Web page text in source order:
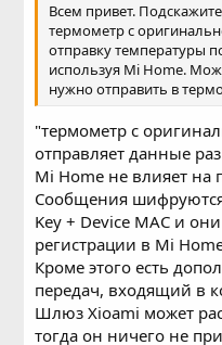
Всем привет.
термометр с
отправку температуры
используя Mi Home.
нужно отправить в
"термометр с
отправляет данные
Mi Home не влияет на
Сообщения
Key + Device MAC и
регистрации в Mi
Кроме этого есть
передач, входящий в
Шлюз Xioami может
тогда он ничего не